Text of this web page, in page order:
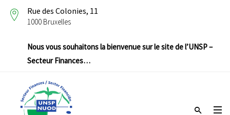
Rue des Colonies, 11
1000 Bruxelles
Nous vous souhaitons la bienvenue sur le site de l’UNSP –
Secteur Finances…